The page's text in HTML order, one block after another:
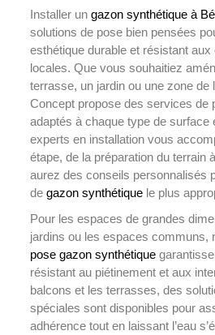
Installer ungazon synthétique à
solutions de pose bien pensées
esthétique durable et résistant
locales. Que vous souhaitiez
terrasse, un jardin ou une zone de
Concept propose des services de
adaptés à chaque type de surface
experts en installation vous
étape, de la préparation du terrain
aurez des conseils personnalisés
de gazon synthétiquele plus
Pour les espaces de grandes
jardins ou les espaces communs,
pose gazon synthétique
résistant au piétinement et aux
balcons et les terrasses, des
spéciales sont disponibles pour
adhérence tout en laissant l’eau